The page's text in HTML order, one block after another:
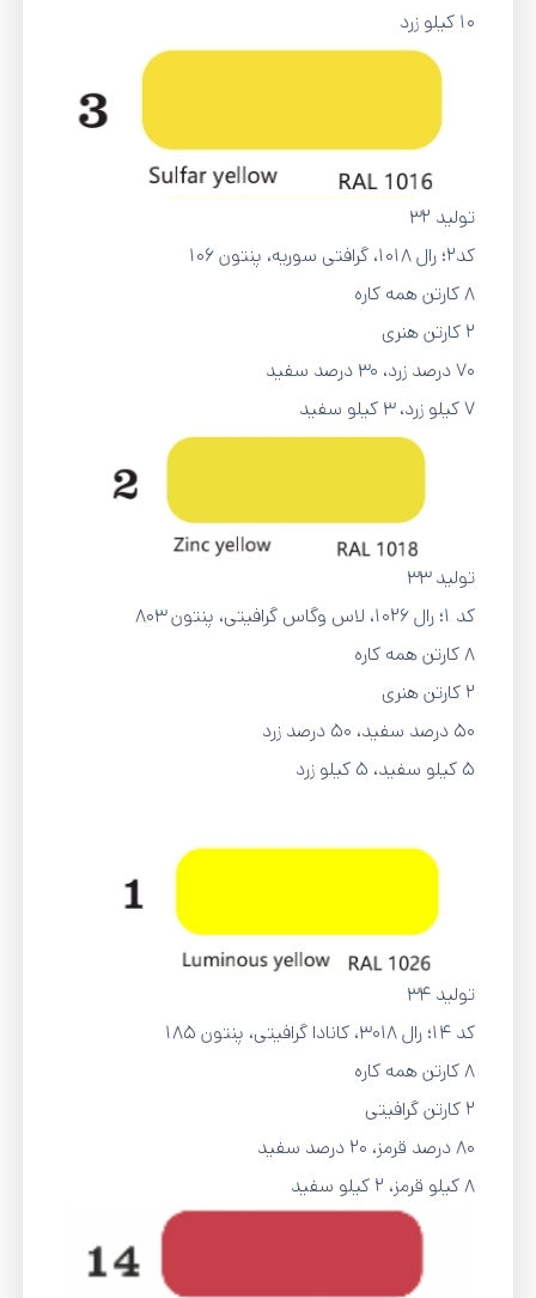
10 کیلو زرد
تولید 32
کد2؛ رال 1018، گرافتی سوریه، پنتون 106
8 کارتن همه کاره
2 کارتن هنری
70 درصد زرد، 30 درصد سفید
7 کیلو زرد، 3 کیلو سفید
تولید 33
کد 1؛ رال 1026، لاس وگاس گرافیتی، پنتون 803
8 کارتن همه کاره
2 کارتن هنری
50 درصد سفید، 50 درصد زرد
5 کیلو سفید، 5 کیلو زرد
تولید 34
کد 14؛ رال ۳۰۱۸، کانادا گرافیتی، پنتون 185
8 کارتن همه کاره
2 کارتن گرافیتی
80 درصد قرمز، 20 درصد سفید
8 کیلو قرمز، 2 کیلو سفید